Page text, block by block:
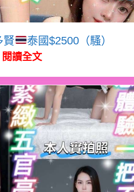
賢 泰國$2500（騷）
閱讀全文